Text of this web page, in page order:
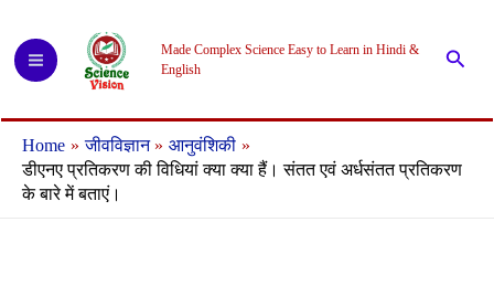
content
Made Complex Science Easy to Learn in Hindi &
English
Home जीवविज्ञान
आनुवंशिकी
डीएनए प्रतिकरण की विधियां क्या क्या हैं। संतत एवं अर्धसंतत प्रतिकरण
के बारे में बताएं।